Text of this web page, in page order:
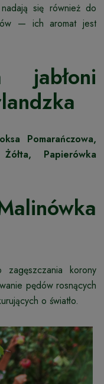
się również do
— ich aromat jest
jabłoni
Pomarańczowa,
Papierówka
korony
pędów rosnących
o światło.